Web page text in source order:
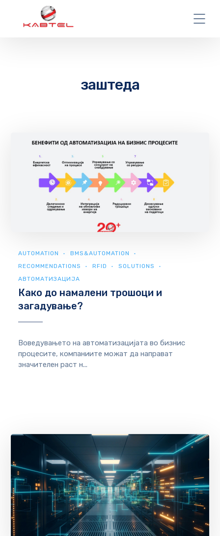
заштеда
AUTOMATION
BMS&AUTOMATION
RECOMMENDATIONS
RFID
SOLUTIONS
АВТОМАТИЗАЦИЈА
Како до намалени трошоци и
загадување?
Воведувањето на автоматизацијата во бизнис
процесите, компаниите можат да направат
значителен раст н...